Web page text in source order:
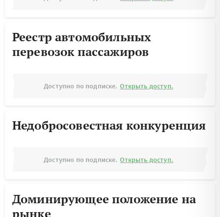
Реестр автомобильных
перевозок пассажиров
Доступно по подписке. Открыть доступ.
Недобросовестная конкуренция
Доступно по подписке. Открыть доступ.
Доминирующее положение на
рынке